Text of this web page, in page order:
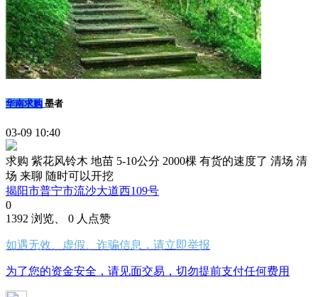
华南求购 墨者
03-09 10:40
求购 紫花风铃木 地苗 5-10公分 2000棵 有货的速度了 清场 清
场 来聊 随时可以开挖
揭阳市普宁市流沙大道西109号
0
1392 浏览、 0 人点赞
如遇无效、虚假、诈骗信息，请立即举报
为了您的资金安全，请见面交易，切勿提前支付任何费用